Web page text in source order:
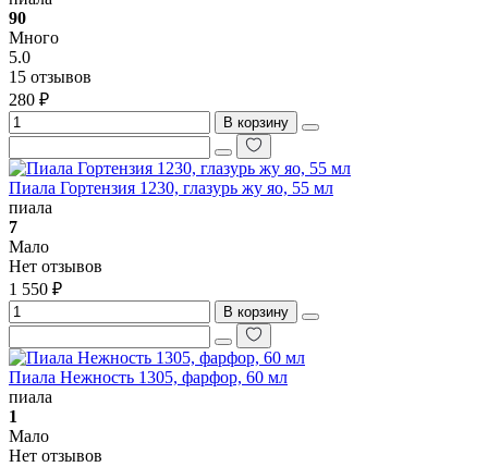
90
Много
5.0
15 отзывов
280 ₽
В корзину
Пиала Гортензия 1230, глазурь жу яо, 55 мл
пиала
7
Мало
Нет отзывов
1 550 ₽
В корзину
Пиала Нежность 1305, фарфор, 60 мл
пиала
1
Мало
Нет отзывов